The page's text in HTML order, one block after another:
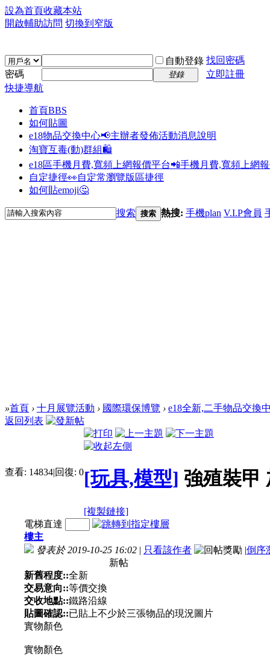
設為首頁收藏本站
開啟輔助訪問 切換到窄版
自動登錄 找回密碼
密碼
登錄
立即註冊
快捷導航
首頁BBS
如何貼圖
e18物品交換中心📢主辦者發佈活動消息說明
淘寶互毒(動)群組🛍️
e18區手機月費,寬頻上網報價平台📲手機月費,寬頻上網
自定捷徑👀自定常瀏覽版區捷徑
如何貼emoji🤔
搜索 搜索 熱搜: 手機plan V.I.P會員
»首頁 › 十月展覽活動 › 國際環保博覽 › e18全新,二手物品交換
返回列表
查看: 14834|回復: 0[玩具,模型] 強殖裝甲
[複製鏈接]
電梯直達
樓主
發表於 2019-10-25 16:02 | 只看該作者 |倒序
新帖
新舊程度::全新
交易意向::等價交換
交收地點::鐵路沿線
貼圖確認::已貼上不少於三張物品的現況圖片
實物顏色
實物顏色